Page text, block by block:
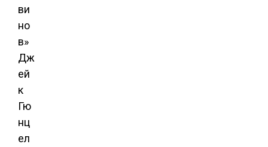
ви
но
в»
Дж
ей
к
Гю
нц
ел